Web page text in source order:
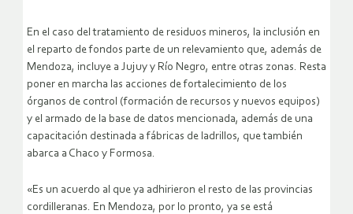
En el caso del tratamiento de residuos mineros, la inclusión en
el reparto de fondos parte de un relevamiento que, además de
Mendoza, incluye a Jujuy y Río Negro, entre otras zonas. Resta
poner en marcha las acciones de fortalecimiento de los
órganos de control (formación de recursos y nuevos equipos)
y el armado de la base de datos mencionada, además de una
capacitación destinada a fábricas de ladrillos, que también
abarca a Chaco y Formosa.
«Es un acuerdo al que ya adhirieron el resto de las provincias
cordilleranas. En Mendoza, por lo pronto, ya se está